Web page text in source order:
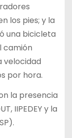
los pies; y la
una bicicleta
camión
velocidad
por hora.
la presencia
IIPEDEY y la